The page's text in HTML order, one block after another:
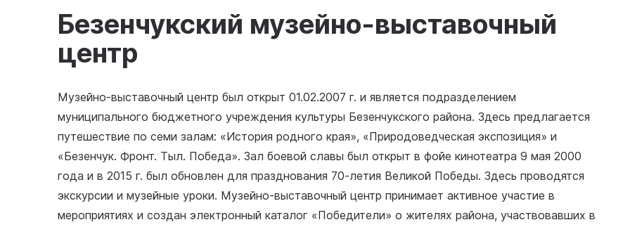
Безенчукский музейно-выставочный
центр
Музейно-выставочный центр был открыт 01.02.2007 г. и является подразделением
муниципального бюджетного учреждения культуры Безенчукского района. Здесь предлагается
путешествие по семи залам: «История родного края», «Природоведческая экспозиция» и
«Безенчук. Фронт. Тыл. Победа». Зал боевой славы был открыт в фойе кинотеатра 9 мая 2000
года и в 2015 г. был обновлен для празднования 70-летия Великой Победы. Здесь проводятся
экскурсии и музейные уроки. Музейно-выставочный центр принимает активное участие в
мероприятиях и создан электронный каталог «Победители» о жителях района, участвовавших в